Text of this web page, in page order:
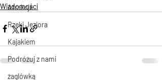
Atrakcje
Rzeki Jeziora
Kajakiem
Podróżuj z nami
żaglówką
Wiadomości